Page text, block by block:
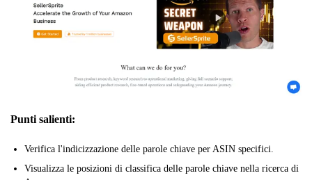
Punti salienti:
Verifica l'indicizzazione delle parole chiave per ASIN specifici.
Visualizza le posizioni di classifica delle parole chiave nella ricerca di